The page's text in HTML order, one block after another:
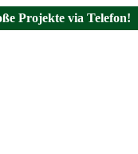
Projekte via Telefon!